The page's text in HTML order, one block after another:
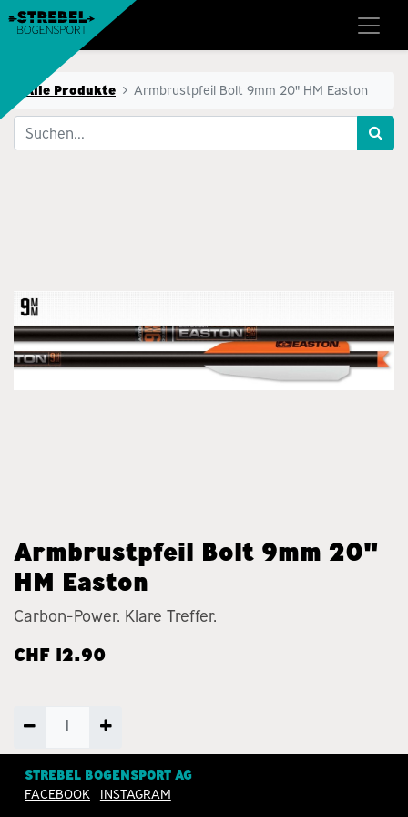
Alle Produkte Armbrustpfeil Bolt 9mm 20" HM Easton
Armbrustpfeil Bolt 9mm 20"
HM Easton
Carbon-Power. Klare Treffer.
CHF 12.90
ZUM WARENKORB
HINZUFÜGEN
STREBEL BOGENSPORT AG
FACEBOOK
INSTAGRAM